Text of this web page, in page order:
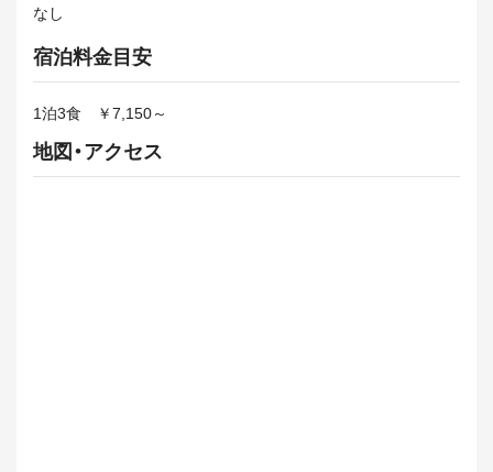
なし
宿泊料金目安
1泊3食 ￥7,150～
地図・アクセス